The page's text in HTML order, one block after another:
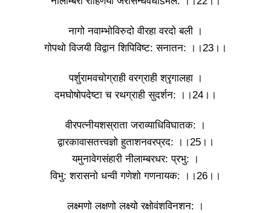
नागो नवाम्भोविरुदो वीरहा वरदो बली ।
गोपथो विजयी विद्वान शिपिविष्ट: सनातन: ।।23।।
पर्शुरामवचोग्राही वरग्राही श्रृगालहा ।
दमघोषोपदेष्टा च रथग्राही सुदर्शन: ।।24।।
वीरपत्नीयशस्राता जराव्याधिविघातक: ।
द्वारकावासतत्त्वज्ञो हुताशनवरप्रद: ।।25।।
यमुनावेगसंहारी नीलाम्बरधर: प्रभु: ।
विभु: शरासनो धन्वी गणेशो गणनायक: ।।26।।
लक्ष्मणो लक्षणो लक्ष्यो रक्षोवंशविनशन: ।